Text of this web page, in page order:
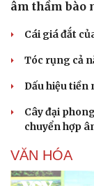
âm thầm bào
Cái giá đắt
Tóc rụng cả
Dấu hiệu tiền
Cây đại
chuyển hợp
VĂN HÓA